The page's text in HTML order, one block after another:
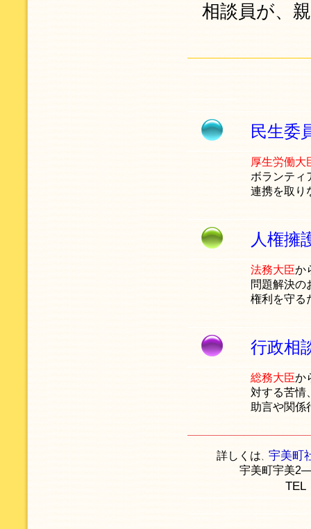
相談員が、
民生委
厚生労働大
ボランティ
連携を取り
人権擁
法務大臣か
問題解決の
権利を守る
行政相
総務大臣か
対する苦情
助言や関係
詳しくは 宇美町
宇美町宇美
TEL